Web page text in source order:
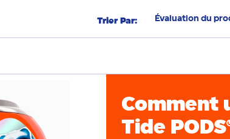
Trier Par:
Comment
Tide